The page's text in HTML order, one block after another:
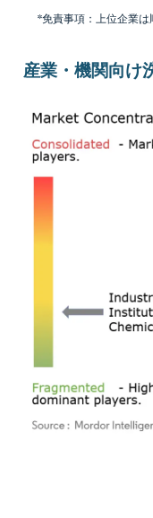
*免責事項：上位企業は
産業・機関向け